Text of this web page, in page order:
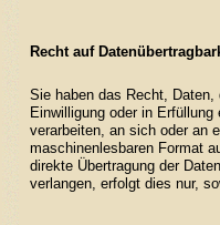
Recht auf
Sie haben das Recht, Daten,
Einwilligung oder in
verarbeiten, an sich oder an
maschinenlesbaren Format
direkte Übertragung der
verlangen, erfolgt dies nur,